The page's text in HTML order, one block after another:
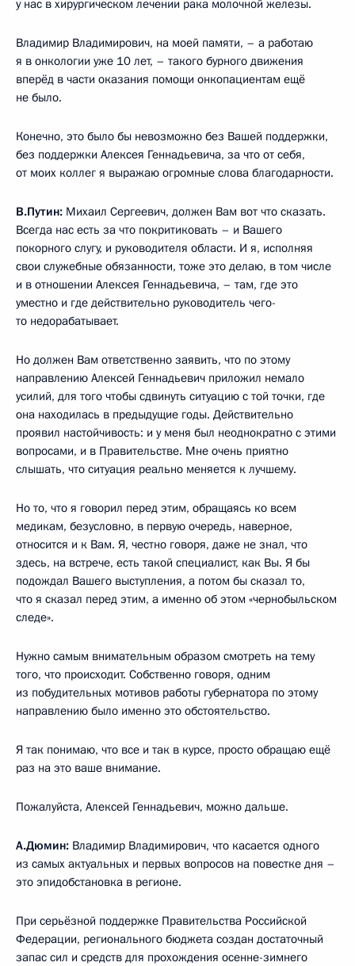
у нас в хирургическом лечении рака молочной железы.
Владимир Владимирович, на моей памяти, – а работаю
я в онкологии уже 10 лет, – такого бурного движения
вперёд в части оказания помощи онкопациентам ещё
не было.
Конечно, это было бы невозможно без Вашей поддержки,
без поддержки Алексея Геннадьевича, за что от себя,
от моих коллег я выражаю огромные слова благодарности.
В.Путин: Михаил Сергеевич, должен Вам вот что сказать.
Всегда нас есть за что покритиковать – и Вашего
покорного слугу, и руководителя области. И я, исполняя
свои служебные обязанности, тоже это делаю, в том числе
и в отношении Алексея Геннадьевича, – там, где это
уместно и где действительно руководитель чего-
то недорабатывает.
Но должен Вам ответственно заявить, что по этому
направлению Алексей Геннадьевич приложил немало
усилий, для того чтобы сдвинуть ситуацию с той точки, где
она находилась в предыдущие годы. Действительно
проявил настойчивость: и у меня был неоднократно с этими
вопросами, и в Правительстве. Мне очень приятно
слышать, что ситуация реально меняется к лучшему.
Но то, что я говорил перед этим, обращаясь ко всем
медикам, безусловно, в первую очередь, наверное,
относится и к Вам. Я, честно говоря, даже не знал, что
здесь, на встрече, есть такой специалист, как Вы. Я бы
подождал Вашего выступления, а потом бы сказал то,
что я сказал перед этим, а именно об этом «чернобыльском
следе».
Нужно самым внимательным образом смотреть на тему
того, что происходит. Собственно говоря, одним
из побудительных мотивов работы губернатора по этому
направлению было именно это обстоятельство.
Я так понимаю, что все и так в курсе, просто обращаю ещё
раз на это ваше внимание.
Пожалуйста, Алексей Геннадьевич, можно дальше.
А.Дюмин: Владимир Владимирович, что касается одного
из самых актуальных и первых вопросов на повестке дня –
это эпидобстановка в регионе.
При серьёзной поддержке Правительства Российской
Федерации, регионального бюджета создан достаточный
запас сил и средств для прохождения осенне-зимнего